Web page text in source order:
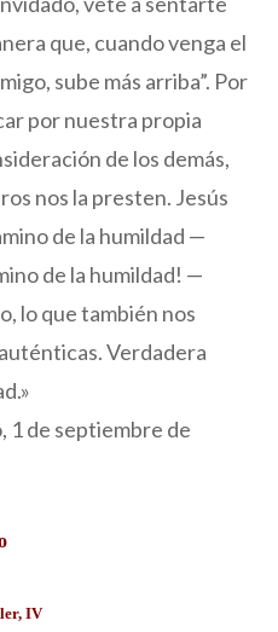
que, cuando venga el
sube más arriba”. Por
por nuestra propia
de los demás,
nos la presten. Jesús
de la humildad —
de la humildad! —
lo que también nos
Verdadera
1 de septiembre de
IV